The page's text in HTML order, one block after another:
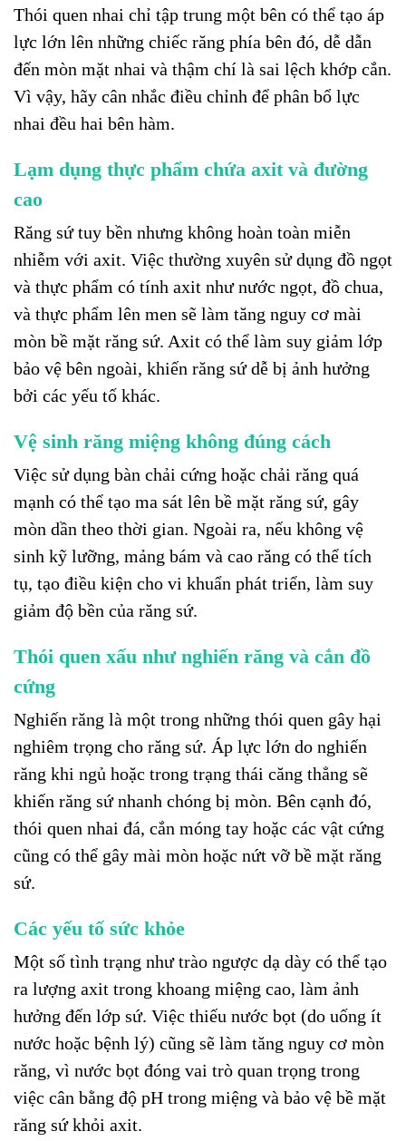
Thói quen nhai chỉ tập trung một bên có thể tạo áp
lực lớn lên những chiếc răng phía bên đó, dễ dẫn
đến mòn mặt nhai và thậm chí là sai lệch khớp cắn.
Vì vậy, hãy cân nhắc điều chỉnh để phân bổ lực
nhai đều hai bên hàm.
Lạm dụng thực phẩm chứa axit và đường
cao
Răng sứ tuy bền nhưng không hoàn toàn miễn
nhiễm với axit. Việc thường xuyên sử dụng đồ ngọt
và thực phẩm có tính axit như nước ngọt, đồ chua,
và thực phẩm lên men sẽ làm tăng nguy cơ mài
mòn bề mặt răng sứ. Axit có thể làm suy giảm lớp
bảo vệ bên ngoài, khiến răng sứ dễ bị ảnh hưởng
bởi các yếu tố khác.
Vệ sinh răng miệng không đúng cách
Việc sử dụng bàn chải cứng hoặc chải răng quá
mạnh có thể tạo ma sát lên bề mặt răng sứ, gây
mòn dần theo thời gian. Ngoài ra, nếu không vệ
sinh kỹ lưỡng, mảng bám và cao răng có thể tích
tụ, tạo điều kiện cho vi khuẩn phát triển, làm suy
giảm độ bền của răng sứ.
Thói quen xấu như nghiến răng và cắn đồ
cứng
Nghiến răng là một trong những thói quen gây hại
nghiêm trọng cho răng sứ. Áp lực lớn do nghiến
răng khi ngủ hoặc trong trạng thái căng thẳng sẽ
khiến răng sứ nhanh chóng bị mòn. Bên cạnh đó,
thói quen nhai đá, cắn móng tay hoặc các vật cứng
cũng có thể gây mài mòn hoặc nứt vỡ bề mặt răng
sứ.
Các yếu tố sức khỏe
Một số tình trạng như trào ngược dạ dày có thể tạo
ra lượng axit trong khoang miệng cao, làm ảnh
hưởng đến lớp sứ. Việc thiếu nước bọt (do uống ít
nước hoặc bệnh lý) cũng sẽ làm tăng nguy cơ mòn
răng, vì nước bọt đóng vai trò quan trọng trong
việc cân bằng độ pH trong miệng và bảo vệ bề mặt
răng sứ khỏi axit.